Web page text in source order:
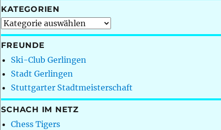
KATEGORIEN
Kategorien
FREUNDE
Ski-Club Gerlingen
Stadt Gerlingen
Stuttgarter Stadtmeisterschaft
SCHACH IM NETZ
Chess Tigers